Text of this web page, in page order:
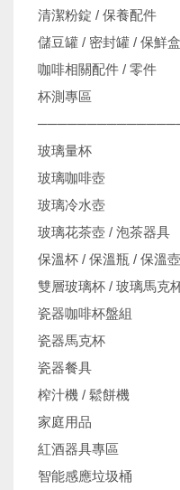
清潔粉錠 / 保養配件
儲豆罐 / 密封罐 / 保鮮盒
咖啡相關配件 / 零件
杯測專區
玻璃量杯
玻璃咖啡壺
玻璃冷水壺
玻璃花茶壺 / 泡茶器具
保溫杯 / 保溫瓶 / 保溫壺
雙層玻璃杯 / 玻璃馬克
瓷器咖啡杯盤組
瓷器馬克杯
瓷器餐具
榨汁機 / 鬆餅機
家庭用品
紅酒器具專區
智能感應垃圾桶